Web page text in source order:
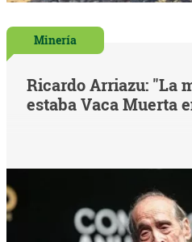
Minería
Ricardo Arriazu: "La
estaba Vaca Muerta